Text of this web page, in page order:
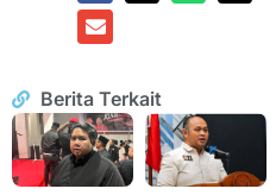
Berita Terkait